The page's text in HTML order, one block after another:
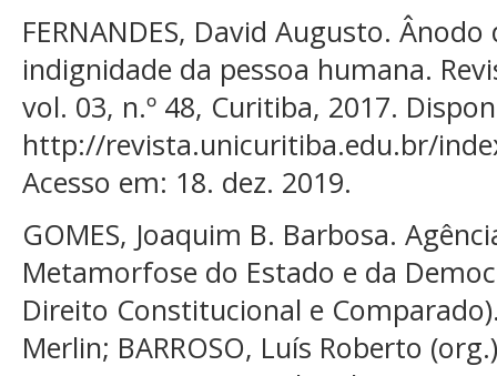
FERNANDES, David Augusto.
indignidade da pessoa humana.
vol. 03, n.º 48, Curitiba, 2017.
http://revista.unicuritiba.edu.br/
Acesso em: 18. dez. 2019.
GOMES, Joaquim B. Barbosa.
Metamorfose do Estado e da
Direito Constitucional e
Merlin; BARROSO, Luís Roberto